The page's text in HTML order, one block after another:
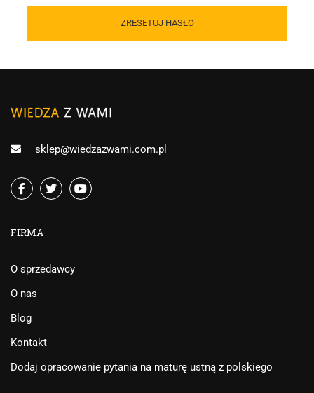
sklep@wiedzazwami.com.pl
FIRMA
O sprzedawcy
O nas
Blog
Kontakt
Dodaj opracowanie pytania na maturę ustną z polskiego